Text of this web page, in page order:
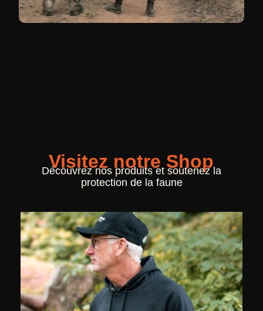
Visitez notre Shop
Découvrez nos produits et soutenez la
protection de la faune